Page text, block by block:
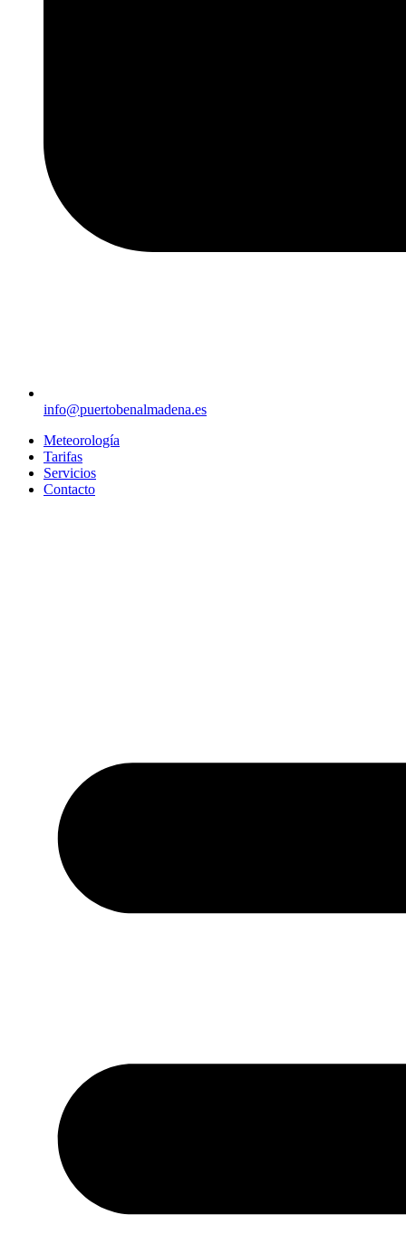
info@puertobenalmadena.es
Meteorología
Tarifas
Servicios
Contacto